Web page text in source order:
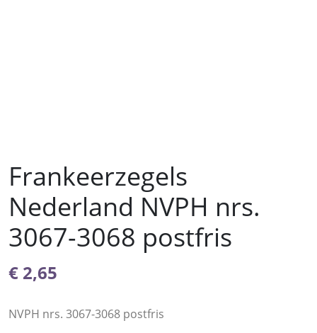
Frankeerzegels
Nederland NVPH nrs.
3067-3068 postfris
€ 2,65
NVPH nrs. 3067-3068 postfris